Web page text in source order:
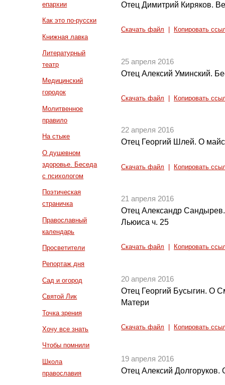
епархии
Как это по-русски
Книжная лавка
Литературный
театр
Медицинский
городок
Молитвенное
правило
На стыке
О душевном
здоровье. Беседа
с психологом
Поэтическая
страничка
Православный
календарь
Просветители
Репортаж дня
Сад и огород
Святой Лик
Точка зрения
Хочу все знать
Чтобы помнили
Школа
православия
Отец Димитрий Киряков.
Скачать файл Копировать
25 апреля 2016
Отец Алексий Уминский.
Скачать файл Копировать
22 апреля 2016
Отец Георгий Шлей. О
Скачать файл Копировать
21 апреля 2016
Отец Александр
Льюиса ч. 25
Скачать файл Копировать
20 апреля 2016
Отец Георгий Бусыгин. О
Матери
Скачать файл Копировать
19 апреля 2016
Отец Алексий Долгоруков.